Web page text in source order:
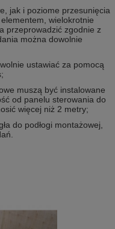
jak i poziome przesunięcia
wielokrotnie
przeprowadzić zgodnie z
można dowolnie
ustawiać za pomocą
muszą być instalowane
od panelu sterowania do
więcej niż 2 metry;
do podłogi montażowej,